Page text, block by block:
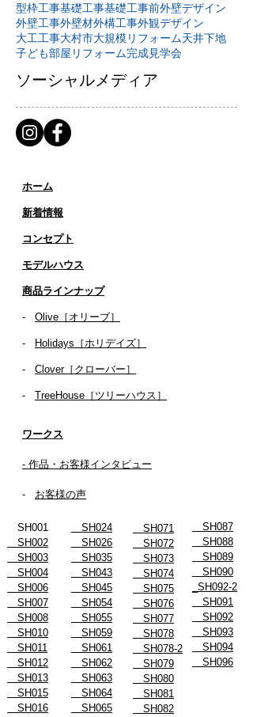
型枠工事基礎工事基礎工事前外壁デザイン
外壁工事外壁材外構工事外観デザイン
大工工事大村市大規模リフォーム天井下地
子ども部屋リフォーム完成見学会
ソーシャルメディア
ホーム
新着情報
コンセプト
​​モデルハウス
商品ラインナップ
- Olive［オリーブ］
- Holidays［ホリデイズ］
- ​ Clover［クローバー］
- TreeHouse［ツリーハウス］
ワークス
- 作品・お客様インタビュー
- お客様の声
SH001
SH002
SH003
SH004
SH006
SH007
SH008
SH010
SH011
SH012
SH013
SH015
SH016
SH024
SH026
SH035
SH043
SH045
SH054
SH055
SH059
SH061
SH062
SH063
SH064
SH065
SH071
SH072
SH073
SH074
SH075
SH076
SH077
SH078
SH078-2
SH079
SH080
SH081
SH082
SH087
SH088
SH089
SH090
_SH092-2
SH091
SH092
SH093
SH094
SH096